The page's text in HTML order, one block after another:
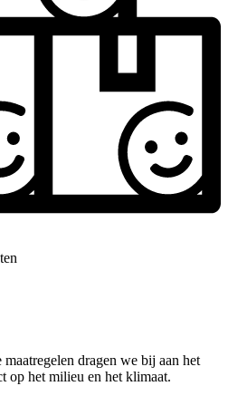
dragen we bij aan het
op het milieu en het klimaat.